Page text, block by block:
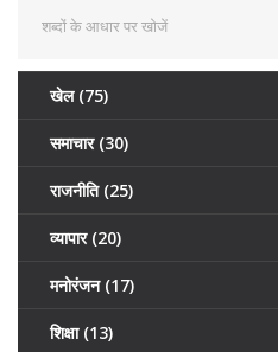
खेल (75)
समाचार (30)
राजनीति (25)
व्यापार (20)
मनोरंजन (17)
शिक्षा (13)